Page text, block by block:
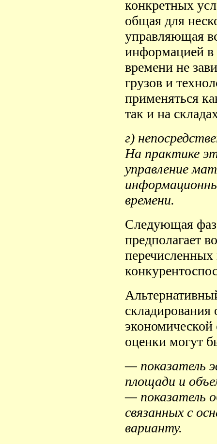
конкретных
общая для
управляющая
информацией в
времени не
грузов и
применяться
так и на
г)
На практике
управление
времени.
Следующая
предполагает
перечисленных
складирования
экономической
оценки могут
— показатель
площади и
— показатель
связанных с
варианту.